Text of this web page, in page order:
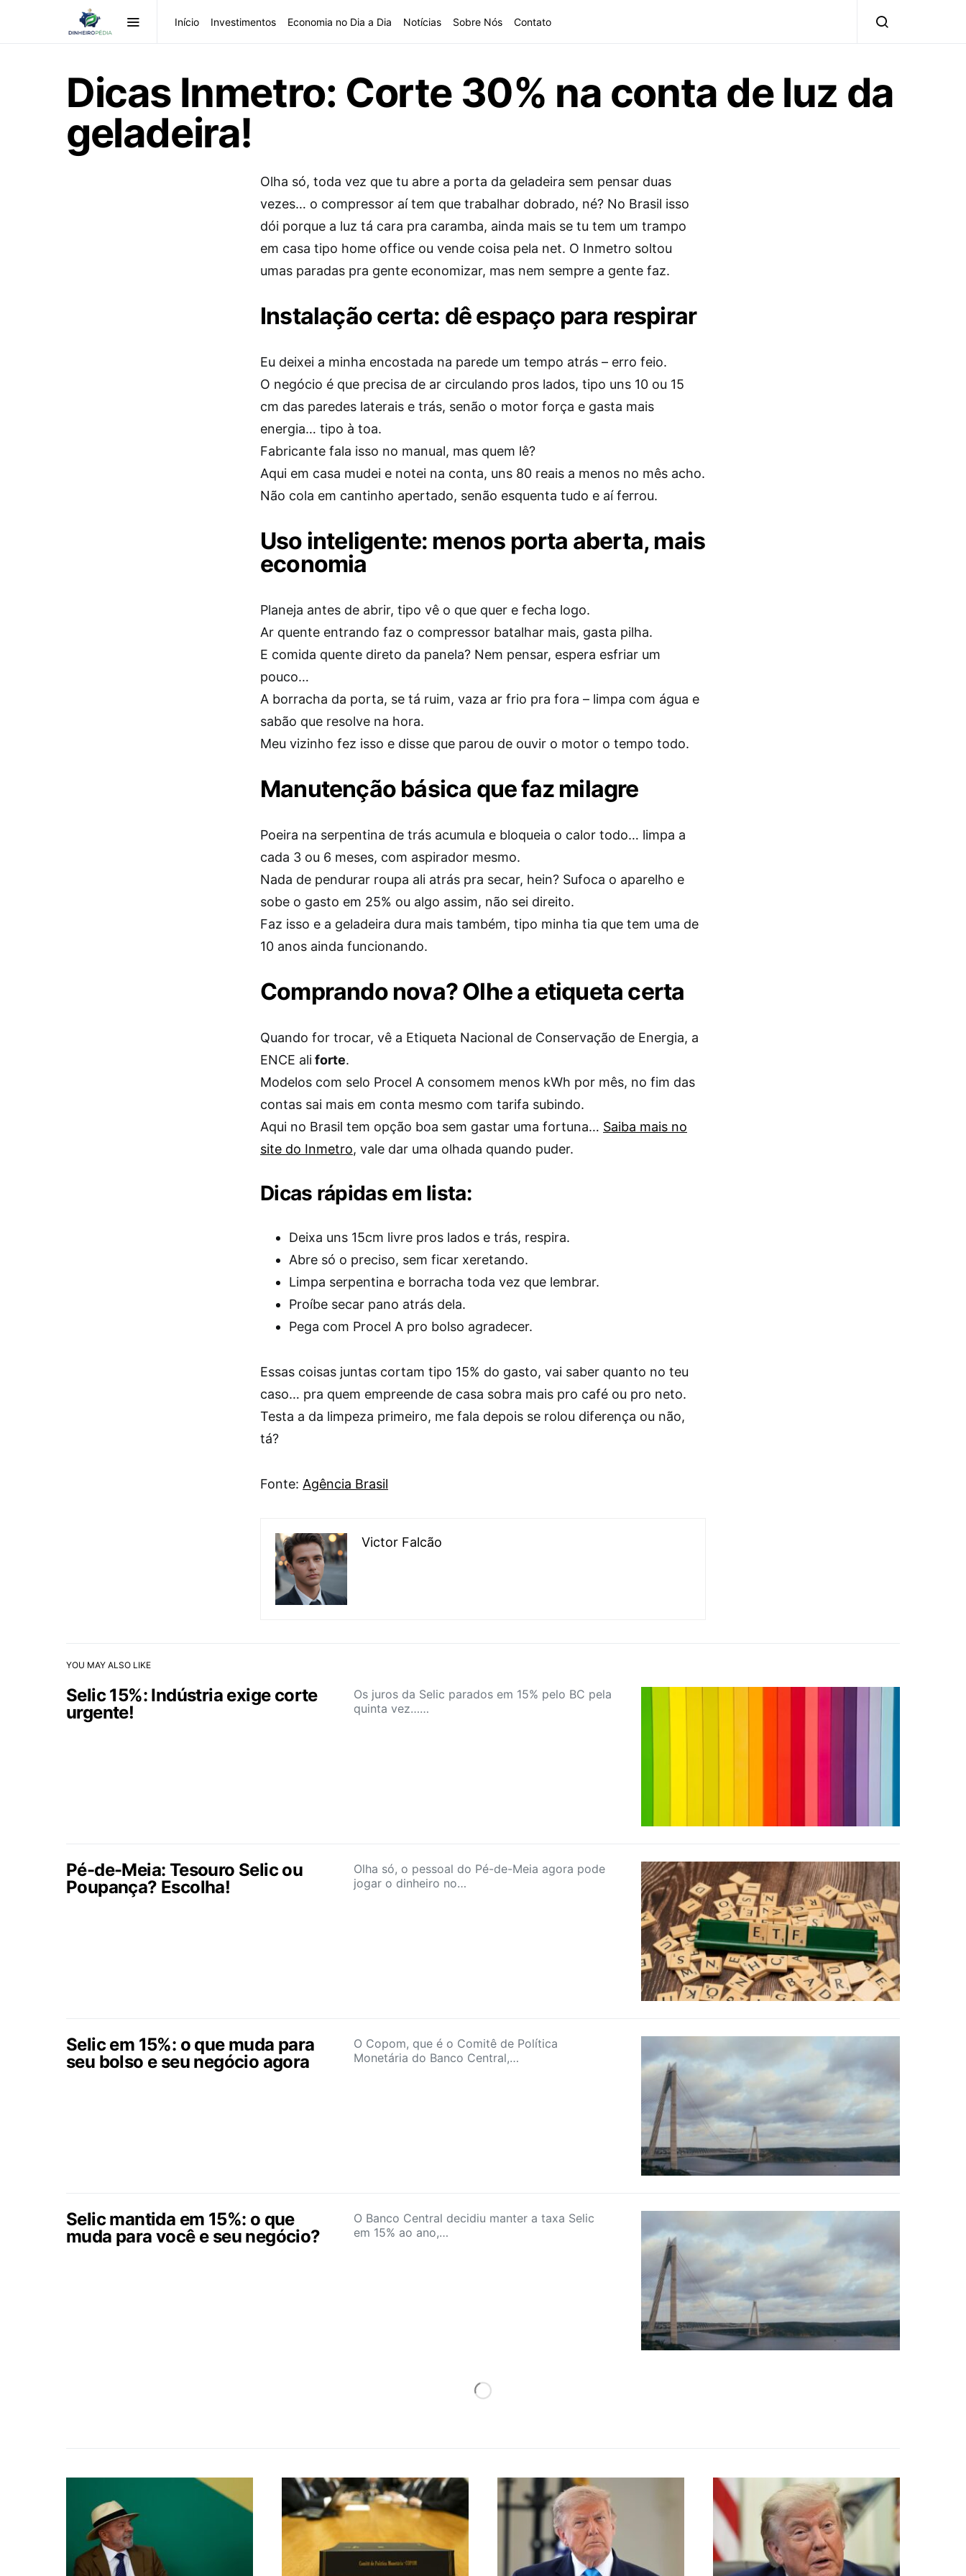
Início Investimentos Economia no Dia a Dia Notícias Sobre Nós Contato
Dicas Inmetro: Corte 30% na conta de luz da
geladeira!
Olha só, toda vez que tu abre a porta da geladeira sem pensar duas
vezes… o compressor aí tem que trabalhar dobrado, né? No Brasil isso
dói porque a luz tá cara pra caramba, ainda mais se tu tem um trampo
em casa tipo home office ou vende coisa pela net. O Inmetro soltou
umas paradas pra gente economizar, mas nem sempre a gente faz.
Instalação certa: dê espaço para respirar
Eu deixei a minha encostada na parede um tempo atrás – erro feio.
O negócio é que precisa de ar circulando pros lados, tipo uns 10 ou 15
cm das paredes laterais e trás, senão o motor força e gasta mais
energia… tipo à toa.
Fabricante fala isso no manual, mas quem lê?
Aqui em casa mudei e notei na conta, uns 80 reais a menos no mês acho.
Não cola em cantinho apertado, senão esquenta tudo e aí ferrou.
Uso inteligente: menos porta aberta, mais
economia
Planeja antes de abrir, tipo vê o que quer e fecha logo.
Ar quente entrando faz o compressor batalhar mais, gasta pilha.
E comida quente direto da panela? Nem pensar, espera esfriar um
pouco…
A borracha da porta, se tá ruim, vaza ar frio pra fora – limpa com água e
sabão que resolve na hora.
Meu vizinho fez isso e disse que parou de ouvir o motor o tempo todo.
Manutenção básica que faz milagre
Poeira na serpentina de trás acumula e bloqueia o calor todo… limpa a
cada 3 ou 6 meses, com aspirador mesmo.
Nada de pendurar roupa ali atrás pra secar, hein? Sufoca o aparelho e
sobe o gasto em 25% ou algo assim, não sei direito.
Faz isso e a geladeira dura mais também, tipo minha tia que tem uma de
10 anos ainda funcionando.
Comprando nova? Olhe a etiqueta certa
Quando for trocar, vê a Etiqueta Nacional de Conservação de Energia, a
ENCE aliforte.
Modelos com selo Procel A consomem menos kWh por mês, no fim das
contas sai mais em conta mesmo com tarifa subindo.
Aqui no Brasil tem opção boa sem gastar uma fortuna… Saiba mais no
site do Inmetro, vale dar uma olhada quando puder.
Dicas rápidas em lista:
Deixa uns 15cm livre pros lados e trás, respira.
Abre só o preciso, sem ficar xeretando.
Limpa serpentina e borracha toda vez que lembrar.
Proíbe secar pano atrás dela.
Pega com Procel A pro bolso agradecer.
Essas coisas juntas cortam tipo 15% do gasto, vai saber quanto no teu
caso… pra quem empreende de casa sobra mais pro café ou pro neto.
Testa a da limpeza primeiro, me fala depois se rolou diferença ou não,
tá?
Fonte: Agência Brasil
Victor Falcão
YOU MAY ALSO LIKE
Selic 15%: Indústria exige corte
urgente!
Os juros da Selic parados em 15% pelo BC pela
quinta vez……
Pé-de-Meia: Tesouro Selic ou
Poupança? Escolha!
Olha só, o pessoal do Pé-de-Meia agora pode
jogar o dinheiro no…
Selic em 15%: o que muda para
seu bolso e seu negócio agora
O Copom, que é o Comitê de Política
Monetária do Banco Central,…
Selic mantida em 15%: o que
muda para você e seu negócio?
O Banco Central decidiu manter a taxa Selic
em 15% ao ano,…